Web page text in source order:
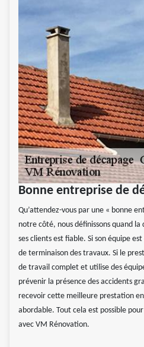
Bonne entreprise de
Qu’attendez-vous par une « bonne
notre côté, nous définissons quand la
ses clients est fiable. Si son équipe
de terminaison des travaux. Si le
de travail complet et utilise des
prévenir la présence des accidents
recevoir cette meilleure prestation
abordable. Tout cela est possible
avec VM Rénovation.